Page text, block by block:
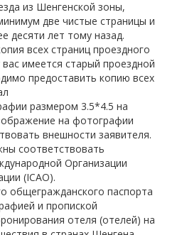
из Шенгенской зоны,
две чистые страницы и
десяти лет тому назад.
всех страниц проездного
имеется старый проездной
предоставить копию всех
размером 3.5*4.5 на
на фотографии
внешности заявителя.
соответствовать
Организации
(ICAO).
общегражданского паспорта
и пропиской
отеля (отелей) на